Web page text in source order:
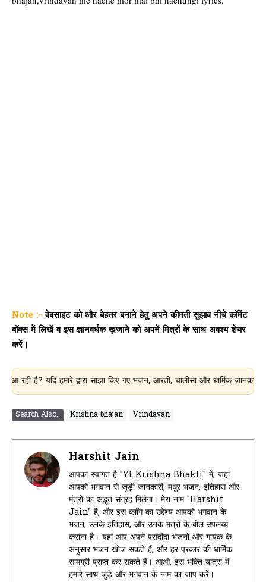
Note :- वेबसाइट को और बेहतर बनाने हेतु अपने कीमती सुझाव नीचे कॉमेंट
बॉक्स में लिखें व इस ज्ञानवर्धक ख़जाने को अपनें मित्रों के साथ अवश्य शेयर
करें।
यदि हमारे द्वारा साझा किए गए भजन, आरती, चालीसा और धार्मिक जानकारी
Search Also.. Krishna bhajan Vrindavan
Harshit Jain
आपका स्वागत है "Yt Krishna Bhakti" में, जहां
आपको भगवान से जुड़ी जानकारी, मधुर भजन, इतिहास और
मंत्रों का अद्भुत संग्रह मिलेगा। मेरा नाम "Harshit
Jain" है, और इस ब्लॉग का उद्देश्य आपको भगवान के
भजन, उनके इतिहास, और उनके मंत्रों के बोल उपलब्ध
कराना है। यहां आप अपने पसंदीदा भजनों और गायक के
अनुसार भजन खोज सकते हैं, और हर प्रकार की धार्मिक
सामग्री प्राप्त कर सकते हैं। आओ, इस भक्ति यात्रा में
हमारे साथ जुड़े और भगवान के नाम का जाप करें।